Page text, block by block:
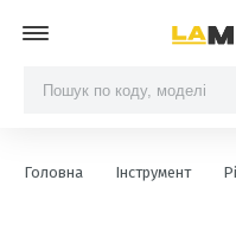
Головна Інструмент